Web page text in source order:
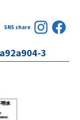
SNS share
3